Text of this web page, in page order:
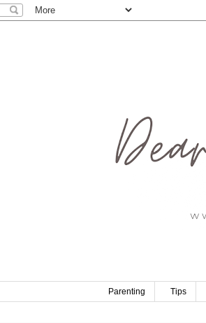
Parenting Tips